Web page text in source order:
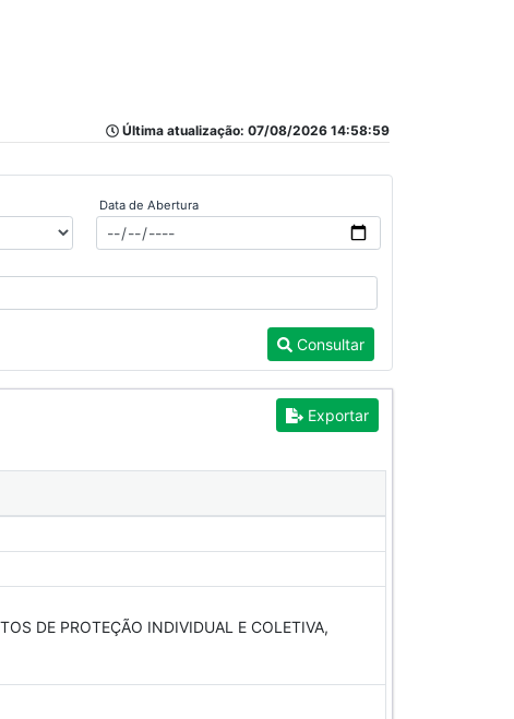
Última atualização: 07/08/2026 14:58:59
Data de Abertura
Consultar
Exportar
DE PROTEÇÃO INDIVIDUAL E COLETIVA,